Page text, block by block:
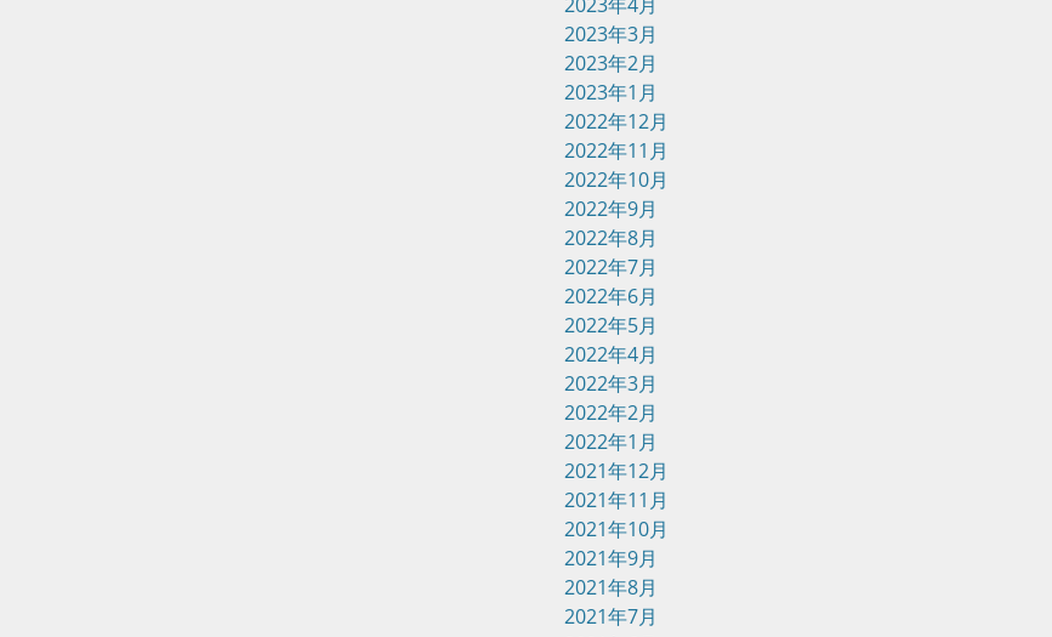
2023年3月
2023年2月
2023年1月
2022年12月
2022年11月
2022年10月
2022年9月
2022年8月
2022年7月
2022年6月
2022年5月
2022年4月
2022年3月
2022年2月
2022年1月
2021年12月
2021年11月
2021年10月
2021年9月
2021年8月
2021年7月